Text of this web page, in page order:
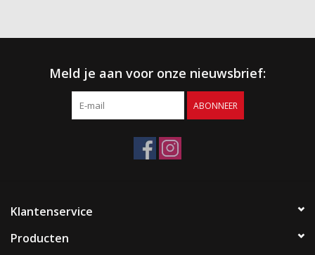
Meld je aan voor onze nieuwsbrief:
ABONNEER
Klantenservice
Producten